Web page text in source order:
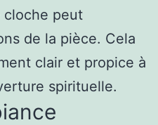
cloche peut
de la pièce. Cela
clair et propice à
spirituelle.